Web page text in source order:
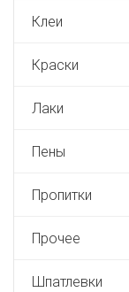
Клеи
Краски
Лаки
Пены
Пропитки
Прочее
Шпатлевки